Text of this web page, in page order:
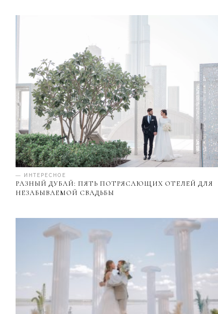
— ИНТЕРЕСНОЕ
РАЗНЫЙ ДУБАЙ: ПЯТЬ ПОТРЯСАЮЩИХ ОТЕЛЕЙ ДЛЯ
НЕЗАБЫВАЕМОЙ СВАДЬБЫ